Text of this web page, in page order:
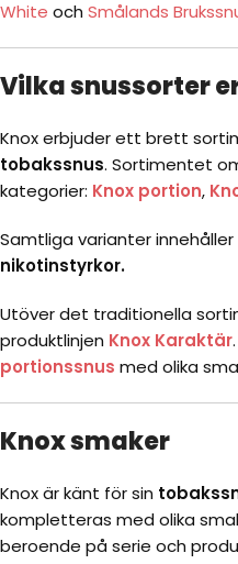
White och Smålands
Vilka snussorter
Knox erbjuder ett brett
tobakssnus. Sortimentet
kategorier: Knox portion,
Samtliga varianter
nikotinstyrkor.
Utöver det traditionella
produktlinjen Knox Karaktär
portionssnus med olika
Knox smaker
Knox är känt för sin
kompletteras med olika
beroende på serie och